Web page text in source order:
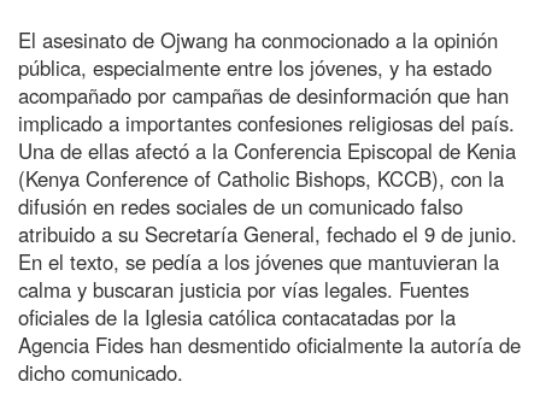
El asesinato de Ojwang ha conmocionado a la opinión
pública, especialmente entre los jóvenes, y ha estado
acompañado por campañas de desinformación que han
implicado a importantes confesiones religiosas del país.
Una de ellas afectó a la Conferencia Episcopal de Kenia
(Kenya Conference of Catholic Bishops, KCCB), con la
difusión en redes sociales de un comunicado falso
atribuido a su Secretaría General, fechado el 9 de junio.
En el texto, se pedía a los jóvenes que mantuvieran la
calma y buscaran justicia por vías legales. Fuentes
oficiales de la Iglesia católica contacatadas por la
Agencia Fides han desmentido oficialmente la autoría de
dicho comunicado.